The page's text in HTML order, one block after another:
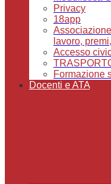
Privacy
18app
lavoro,
Accesso
Formazione
Docenti e ATA